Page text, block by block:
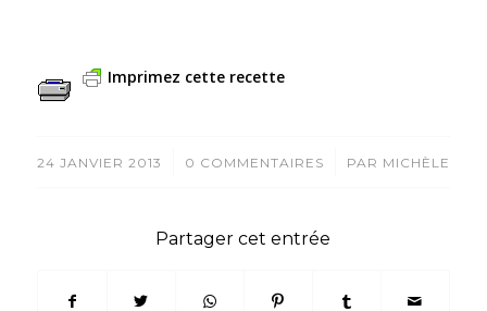
Imprimez cette recette
24 JANVIER 2013
/ 0 COMMENTAIRES
/ PAR MICHÈLE
Partager cet entrée